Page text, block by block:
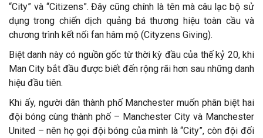
“City” và “Citizens”. Đây cũng chính là tên mà câu lạc bộ sử
dụng trong chiến dịch quảng bá thương hiệu toàn cầu và
chương trình kết nối fan hâm mộ (Cityzens Giving).
Biệt danh này có nguồn gốc từ thời kỳ đầu của thế kỷ 20, khi
Man City bắt đầu được biết đến rộng rãi hơn sau những danh
hiệu đầu tiên.
Khi ấy, người dân thành phố Manchester muốn phân biệt hai
đội bóng cùng thành phố – Manchester City và Manchester
United – nên họ gọi đội bóng của mình là “City”, còn đội đối